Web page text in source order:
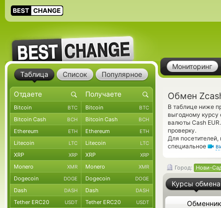
Мониторинг
Обмен
В таблице ниже
выгодному курсу
валюты Cash
проверку.
Для
специальное
Город: Нови-
Курсы обмена
Обменник
Таблица Список Популярное
Bitcoin BTC Bitcoin BTC
Bitcoin Cash BCH Bitcoin Cash BCH
Ethereum ETH Ethereum ETH
Litecoin LTC Litecoin LTC
XRP XRP XRP XRP
Monero XMR Monero XMR
Dogecoin DOGE Dogecoin DOGE
Dash DASH Dash DASH
Tether ERC20 USDT Tether ERC20 USDT